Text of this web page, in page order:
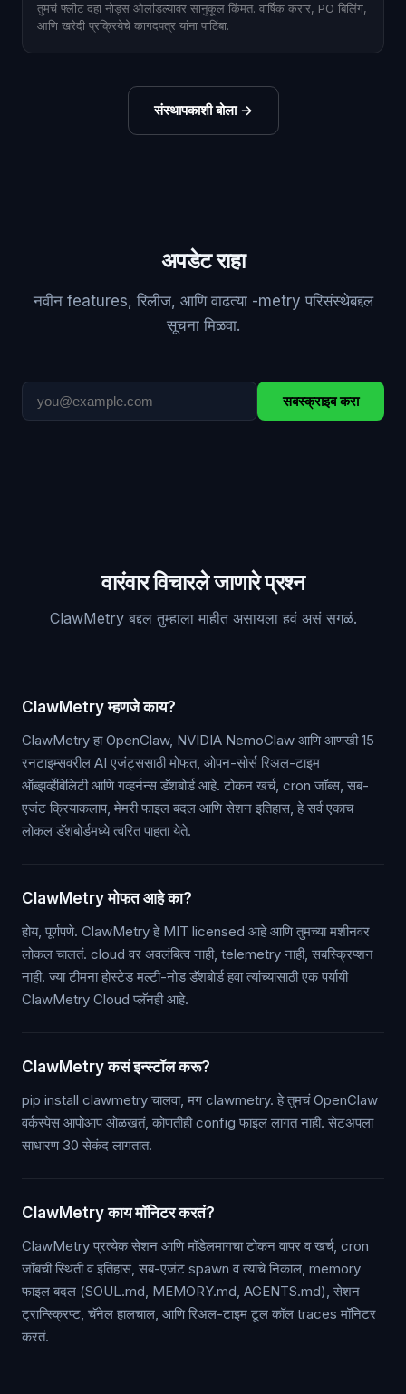
तुमचं फ्लीट दहा नोड्स ओलांडल्यावर सानुकूल किंमत. वार्षिक करार, PO बिलिंग,
आणि खरेदी प्रक्रियेचे कागदपत्र यांना पाठिंबा.
संस्थापकाशी बोला→
अपडेट राहा
नवीन features, रिलीज, आणि वाढत्या -metry परिसंस्थेबद्दल
सूचना मिळवा.
सबस्क्राइब करा
वारंवार विचारले जाणारे प्रश्न
ClawMetry बद्दल तुम्हाला माहीत असायला हवं असं सगळं.
ClawMetry म्हणजे काय?
ClawMetry हा OpenClaw, NVIDIA NemoClaw आणि आणखी 15
रनटाइम्सवरील AI एजंट्ससाठी मोफत, ओपन-सोर्स रिअल-टाइम
ऑब्झर्व्हेबिलिटी आणि गव्हर्नन्स डॅशबोर्ड आहे. टोकन खर्च, cron जॉब्स, सब-
एजंट क्रियाकलाप, मेमरी फाइल बदल आणि सेशन इतिहास, हे सर्व एकाच
लोकल डॅशबोर्डमध्ये त्वरित पाहता येते.
ClawMetry मोफत आहे का?
होय, पूर्णपणे. ClawMetry हे MIT licensed आहे आणि तुमच्या मशीनवर
लोकल चालतं. cloud वर अवलंबित्व नाही, telemetry नाही, सबस्क्रिप्शन
नाही. ज्या टीमना होस्टेड मल्टी-नोड डॅशबोर्ड हवा त्यांच्यासाठी एक पर्यायी
ClawMetry Cloud प्लॅनही आहे.
ClawMetry कसं इन्स्टॉल करू?
pip install clawmetry चालवा, मग clawmetry. हे तुमचं OpenClaw
वर्कस्पेस आपोआप ओळखतं, कोणतीही config फाइल लागत नाही. सेटअपला
साधारण 30 सेकंद लागतात.
ClawMetry काय मॉनिटर करतं?
ClawMetry प्रत्येक सेशन आणि मॉडेलमागचा टोकन वापर व खर्च, cron
जॉबची स्थिती व इतिहास, सब-एजंट spawn व त्यांचे निकाल, memory
फाइल बदल (SOUL.md, MEMORY.md, AGENTS.md), सेशन
ट्रान्स्क्रिप्ट, चॅनेल हालचाल, आणि रिअल-टाइम टूल कॉल traces मॉनिटर
करतं.